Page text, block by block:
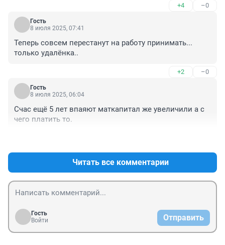
+4 –0
Гость
8 июля 2025, 07:41
Теперь совсем перестанут на работу принимать...
только удалёнка..
+2 –0
Гость
8 июля 2025, 06:04
Счас ещё 5 лет впаяют маткапитал же увеличили а с
чего платить то.
Читать все комментарии
Гость
Войти
Отправить